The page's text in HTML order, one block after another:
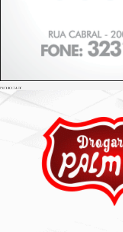
PUBLICIDADE